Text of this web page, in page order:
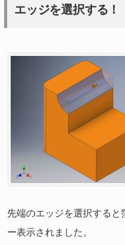
エッジを選択する！
先端のエッジを選択する
ー表示されました。